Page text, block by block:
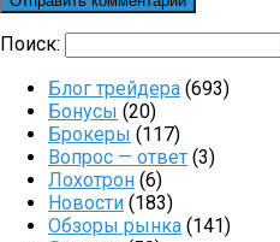
Поиск:
Блог трейдера (693)
Бонусы (20)
Брокеры (117)
Вопрос — ответ (3)
Лохотрон (6)
Новости (183)
Обзоры рынка (141)